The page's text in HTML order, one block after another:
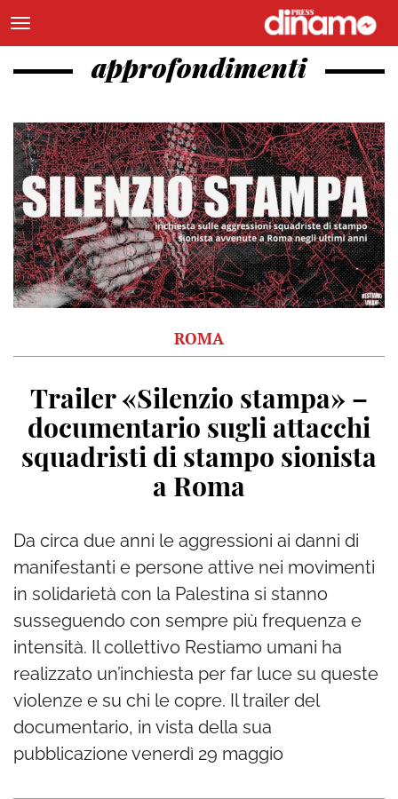
approfondimenti
ROMA
Trailer «Silenzio stampa» –
documentario sugli attacchi
squadristi di stampo sionista
a Roma
Da circa due anni le aggressioni ai danni di
manifestanti e persone attive nei movimenti
in solidarietà con la Palestina si stanno
susseguendo con sempre più frequenza e
intensità. Il collettivo Restiamo umani ha
realizzato un’inchiesta per far luce su queste
violenze e su chi le copre. Il trailer del
documentario, in vista della sua
pubblicazione venerdì 29 maggio